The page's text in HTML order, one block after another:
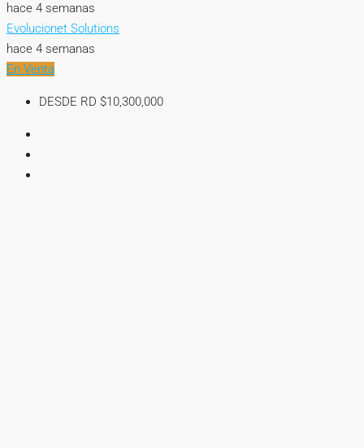
hace 4 semanas
Evolucionet Solutions
hace 4 semanas
En Venta
DESDE RD $10,300,000